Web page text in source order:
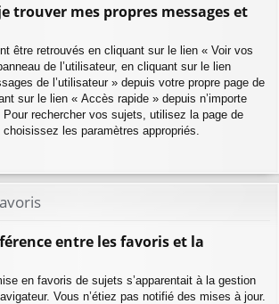
trouver mes propres messages et
être retrouvés en cliquant sur le lien « Voir vos
de l’utilisateur, en cliquant sur le lien
de l’utilisateur » depuis votre propre page de
sur le lien « Accès rapide » depuis n’importe
rechercher vos sujets, utilisez la page de
les paramètres appropriés.
entre les favoris et la
en favoris de sujets s’apparentait à la gestion
Vous n’étiez pas notifié des mises à jour.